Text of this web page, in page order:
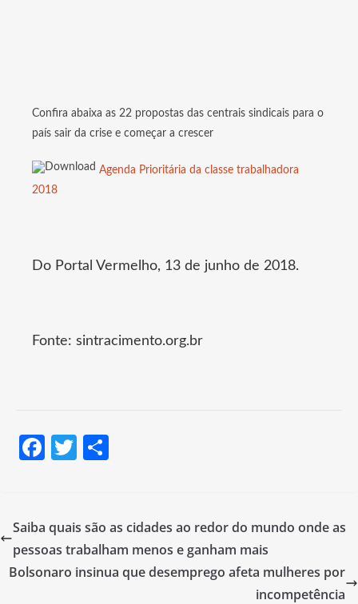
Confira abaixa as 22 propostas das centrais sindicais para o
país sair da crise e começar a crescer
Agenda Prioritária da classe trabalhadora
2018
Do Portal Vermelho, 13 de junho de 2018.
Fonte: sintracimento.org.br
F
e
b
o
T
er e
Saiba quais são as cidades ao redor do mundo onde as
pessoas trabalham menos e ganham mais
Bolsonaro insinua que desemprego afeta mulheres por
incompetência